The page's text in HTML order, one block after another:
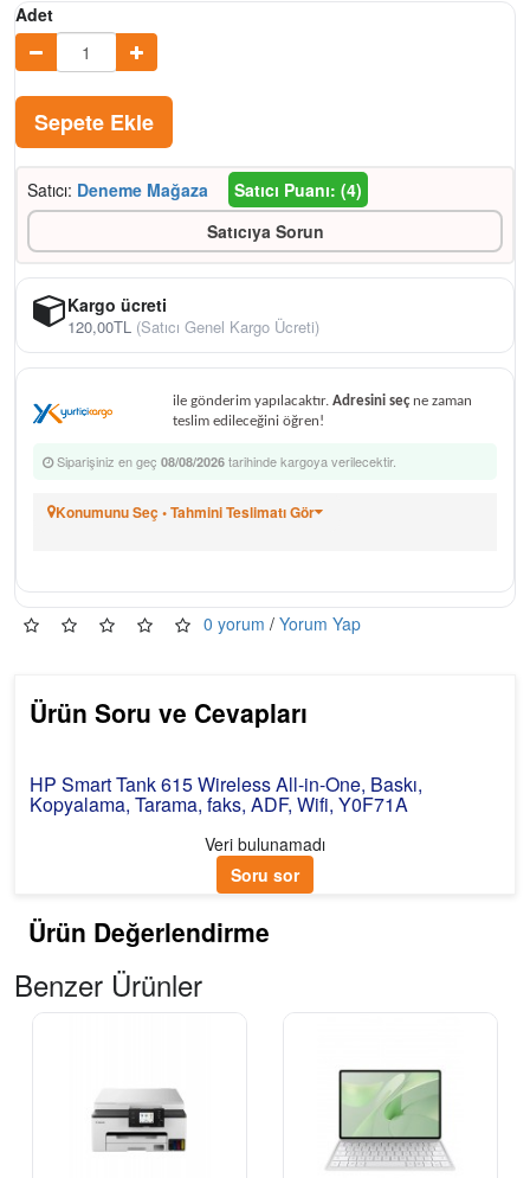
Adet
Sepete Ekle
Satıcı: Deneme Mağaza
Satıcı Puanı: (4)
Satıcıya Sorun
Kargo ücreti
120,00TL (Satıcı Genel Kargo Ücreti)
ile gönderim yapılacaktır. Adresini seçne zaman
teslim edileceğini öğren!
Siparişiniz en geç 08/08/2026 tarihinde kargoya verilecektir.
Konumunu Seç • Tahmini Teslimatı Gör
0 yorum / Yorum Yap
Ürün Soru ve Cevapları
HP Smart Tank 615 Wireless All-in-One, Baskı,
Kopyalama, Tarama, faks, ADF, Wifi, Y0F71A
Veri bulunamadı
Soru sor
Ürün Değerlendirme
Benzer Ürünler